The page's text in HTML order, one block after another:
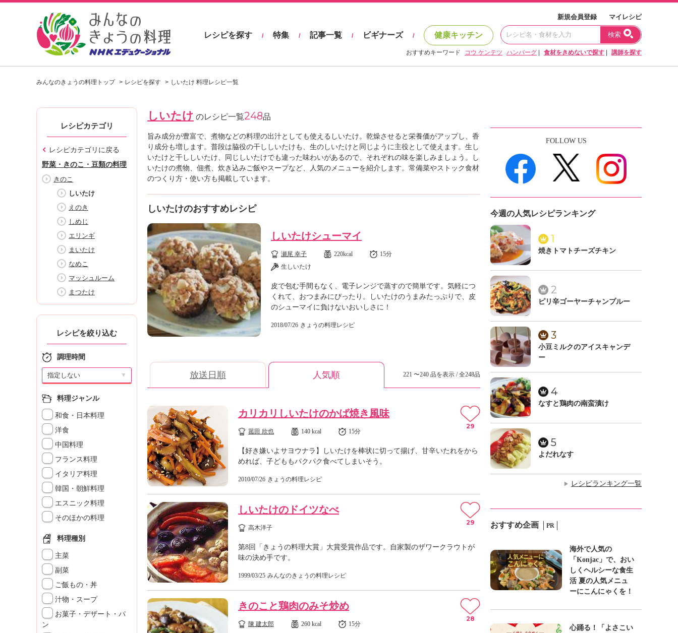
し
シ
を
見
つ
け
よ
N
K
エ
デ
ュ
ケ
ー
シ
ョ
ナ
ル
「
き
う
の
料
理
」
新規会員登録 マイレシピ
レシピを探す / 特集 / 記事一覧 / ビギナーズ / 健康キッチン 検索
おすすめキーワード コウ ケンテツ ハンバーグ 食材をきめないで探す 講師を探す
みんなのきょうの料理トップ レシピを探す しいたけ 料理レシピ一覧
レシピカテゴリ
レシピカテゴリに戻る
野菜・きのこ・豆類の料理
きのこ
しいたけ
えのき
しめじ
エリンギ
まいたけ
なめこ
マッシュルーム
まつたけ
レシピを絞り込む
調理時間
▼
料理ジャンル
和食・日本料理
洋食
中国料理
フランス料理
イタリア料理
韓国・朝鮮料理
エスニック料理
そのほかの料理
料理種別
主菜
副菜
ご飯もの・丼
汁物・スープ
お菓子・デザート・パ
ン
しいたけ のレシピ一覧248品
旨み成分が豊富で、煮物などの料理の出汁としても使えるしいたけ。乾燥させると栄養価がアップし、香
り成分も増します。普段は脇役の干ししいたけも、生のしいたけと同じように主役として使えます。生し
いたけと干ししいたけ、同じしいたけでも違った味わいがあるので、それぞれの味を楽しみましょう。し
いたけの煮物、佃煮、炊き込みご飯やスープなど、人気のメニューを紹介します。常備菜やストック食材
のつくり方・使い方も掲載しています。
しいたけのおすすめレシピ
しいたけシューマイ
瀬尾 幸子 220kcal
15分
生しいたけ
皮で包む手間もなく、電子レンジで蒸すので簡単です。気軽につ
くれて、おつまみにぴったり。しいたけのうまみたっぷりで、皮
のシューマイに負けないおいしさに！
2018/07/26 きょうの料理レシピ
放送日順 人気順 221 〜240 品を表示 / 全248品
カリカリしいたけのかば焼き風味
菰田 欣也 140 kcal 15分
【好き嫌いよサヨウナラ】しいたけを棒状に切って揚げ、甘辛いたれをから
めれば、子どももパクパク食べてしまいそう。
2010/07/26 きょうの料理レシピ
29
しいたけのドイツなべ
高木洋子
第8回「きょうの料理大賞」大賞受賞作品です。自家製のザワークラウトが
味の決め手です。
1999/03/25 みんなのきょうの料理レシピ
29
きのこと鶏肉のみそ炒め
陳 建太郎 260 kcal 15分
28
FOLLOW US
今週の人気レシピランキング
1
焼きトマトチーズチキン
2
ピリ辛ゴーヤーチャンプルー
3
小豆ミルクのアイスキャンデ
ー
4
なすと鶏肉の南蛮漬け
5
よだれなす
▶ レシピランキング一覧
おすすめ企画 PR
海外で人気の
「Konjac」で、おい
しくヘルシーな食生
活 夏の人気メニュ
ーにこんにゃくを！
心踊る！「よさこい